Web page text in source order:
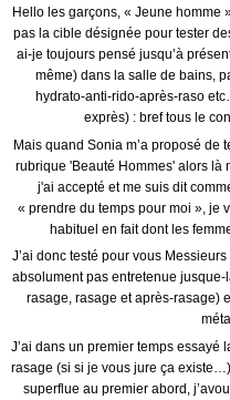
Hello les garçons, « Jeune homme
pas la cible désignée pour tester
ai-je toujours pensé jusqu’à
même) dans la salle de bains,
hydrato-anti-rido-après-raso
exprès) : bref tous le
Mais quand Sonia m’a proposé de
rubrique 'Beauté Hommes' alors là
j'ai accepté et me suis dit
« prendre du temps pour moi », je
habituel en fait dont les
J’ai donc testé pour vous
absolument pas entretenue
rasage, rasage et après-rasage)
J’ai dans un premier temps essayé
rasage (si si je vous jure ça
superflue au premier abord,